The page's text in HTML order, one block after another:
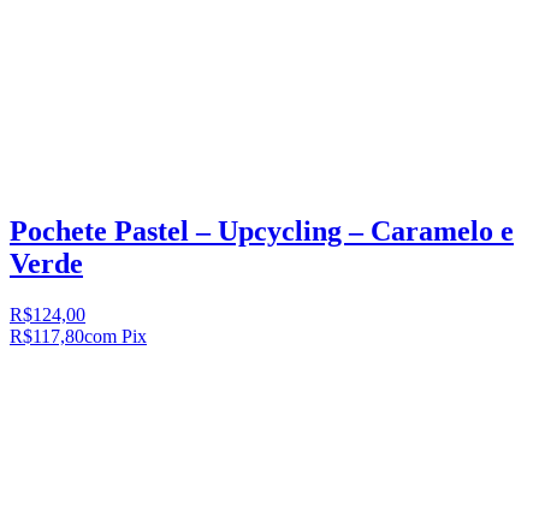
Pochete Pastel – Upcycling – Caramelo e
Verde
R$124,00
R$117,80com Pix